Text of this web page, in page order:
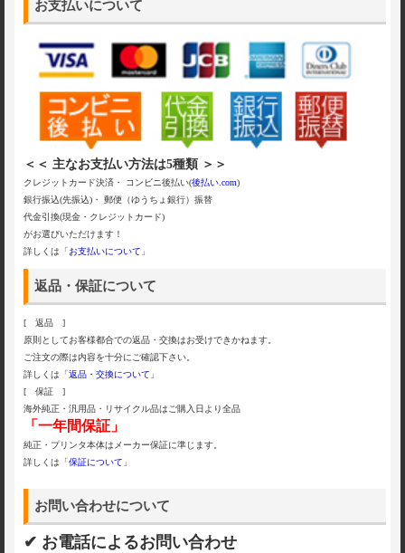
お支払いについて
＜＜ 主なお支払い方法は5種類 ＞＞
クレジットカード決済・ コンビニ後払い(後払い.com)
銀行振込(先振込)・ 郵便（ゆうちょ銀行）振替
代金引換(現金・クレジットカード)
がお選びいただけます！
詳しくは「お支払いについて 」
返品・保証について
[ 返品 ]
原則としてお客様都合での返品・交換はお受けできかねます。
ご注文の際は内容を十分にご確認下さい。
詳しくは「返品・交換について 」
[ 保証 ]
海外純正・汎用品・リサイクル品はご購入日より全品
「一年間保証」
純正・プリンタ本体はメーカー保証に準じます。
詳しくは「保証について 」
お問い合わせについて
✔ お電話によるお問い合わせ